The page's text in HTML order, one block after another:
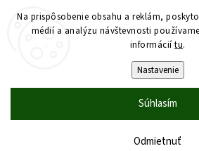
Na prispôsobenie obsahu a reklám,
médií a analýzu návštevnosti
informáciítu.
Nastavenie
Odmietnuť
Súhlasím
Upraviť nastavenie